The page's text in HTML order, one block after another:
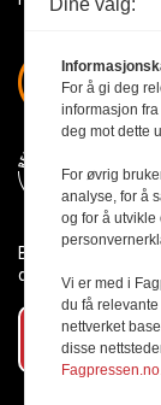
Byggmesteren
den er nedfelt i
Abonner
Dine valg:
For å gi deg
informasjon
deg mot dette
For øvrig
analyse, for å
og for å
Vi er med i
du få
nettverket
disse